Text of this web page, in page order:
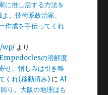
に推し活する方法を
。技術系政治家、
作成を手伝ってくれ
wp/ より
の溶解度
せ、憎しみは引き離
くれ(移動済み) にAI
り。大阪の地理はも